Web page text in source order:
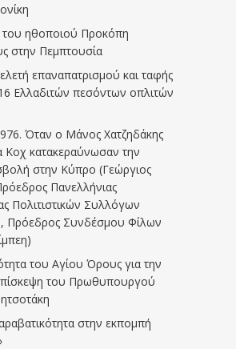
του ηθοποιού Προκόπη
στην Πεμπτουσία
επαναπατρισμού και ταφής
Ελλαδιτών πεσόντων οπλιτών
Όταν ο Μάνος Χατζηδάκης
Κοχ κατακεραύνωσαν την
στην Κύπρο (Γεώργιος
Πανελλήνιας
Πολιτιστικών Συλλόγων
Πρόεδρος Συνδέσμου Φίλων
του Αγίου Όρους για την
του Πρωθυπουργού
στην εκπομπή